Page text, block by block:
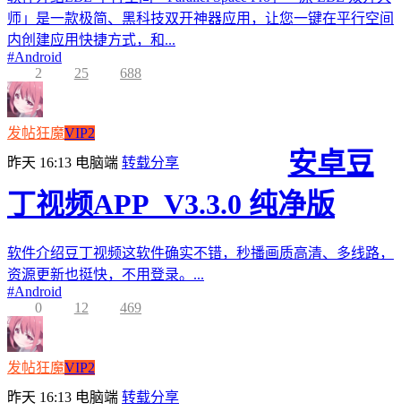
师」是一款极简、黑科技双开神器应用，让您一键在平行空间
内创建应用快捷方式，和...
#Android
2
25 688
发帖狂魔VIP2
昨天 16:13 电脑端 转载分享
安卓豆
丁视频APP_V3.3.0 纯净版
软件介绍豆丁视频这软件确实不错，秒播画质高清、多线路，
资源更新也挺快，不用登录。...
#Android
0
12 469
发帖狂魔VIP2
昨天 16:13 电脑端 转载分享